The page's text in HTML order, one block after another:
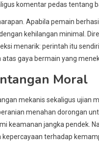
komentar pedas tentang
Apabila pemain
kehilangan minimal.
menarik: perintah itu
gaya bermain yang
Moral
mekanis sekaligus ujian
menahan dorongan
keamanan jangka pendek.
terhadap